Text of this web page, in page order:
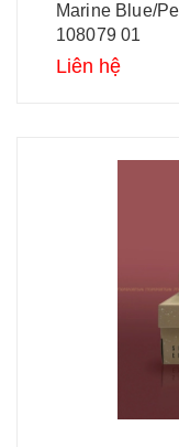
Marine Blue/
108079 01
Liên hệ